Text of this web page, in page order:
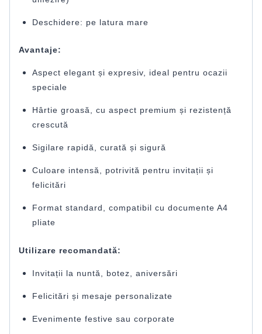
Deschidere: pe latura mare
Avantaje:
Aspect elegant și expresiv, ideal pentru ocazii
speciale
Hârtie groasă, cu aspect premium și rezistență
crescută
Sigilare rapidă, curată și sigură
Culoare intensă, potrivită pentru invitații și
felicitări
Format standard, compatibil cu documente A4
pliate
Utilizare recomandată:
Invitații la nuntă, botez, aniversări
Felicitări și mesaje personalizate
Evenimente festive sau corporate